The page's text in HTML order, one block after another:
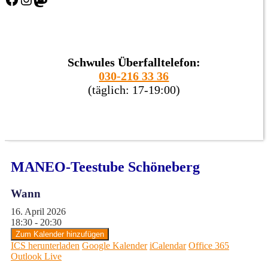
Schwules Überfalltelefon:
030-216 33 36
(täglich: 17-19:00)
MANEO-Teestube Schöneberg
Wann
16. April 2026
18:30 - 20:30
Zum Kalender hinzufügen
ICS herunterladen Google Kalender iCalendar Office 365
Outlook Live